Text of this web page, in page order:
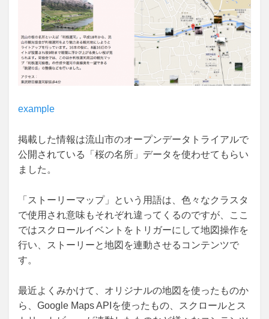
example
掲載した情報は流山市のオープンデータトライアルで
公開されている「桜の名所」データを使わせてもらい
ました。
「ストーリーマップ」という用語は、色々なクラスタ
で使用され意味もそれぞれ違ってくるのですが、ここ
ではスクロールイベントをトリガーにして地図操作を
行い、ストーリーと地図を連動させるコンテンツで
す。
最近よくみかけて、オリジナルの地図を使ったものか
ら、Google Maps APIを使ったもの、スクロールとス